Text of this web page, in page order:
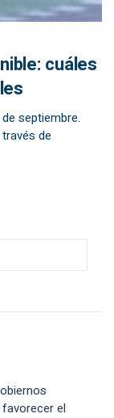
cuáles
septiembre.
de
el